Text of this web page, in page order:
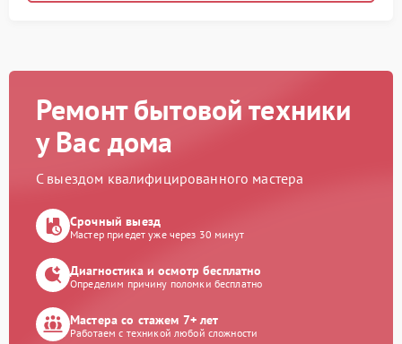
Ремонт бытовой техники
у Вас дома
С выездом квалифицированного мастера
Срочный выезд
Мастер приедет уже через 30 минут
Диагностика и осмотр бесплатно
Определим причину поломки бесплатно
Мастера со стажем 7+ лет
Работаем с техникой любой сложности